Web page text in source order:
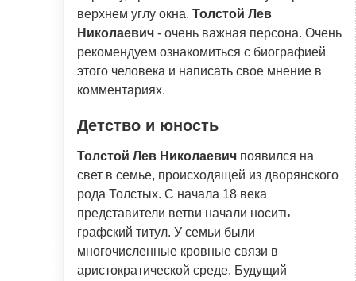
верхнем углу окна. Толстой Лев
Николаевич - очень важная персона. Очень
рекомендуем ознакомиться с биографией
этого человека и написать свое мнение в
комментариях.
Детство и юность
Толстой Лев Николаевич появился на
свет в семье, происходящей из дворянского
рода Толстых. С начала 18 века
представители ветви начали носить
графский титул. У семьи были
многочисленные кровные связи в
аристократической среде. Будущий